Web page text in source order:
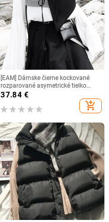
[EAM] Dámske čierne kockované
rozparované asymetrické tielko
voľného strihu, nové, bez rukávov s
golierom do V, móda Tide, jar/jeseň
2022, 1H073
37.84€
add_shopping_cart